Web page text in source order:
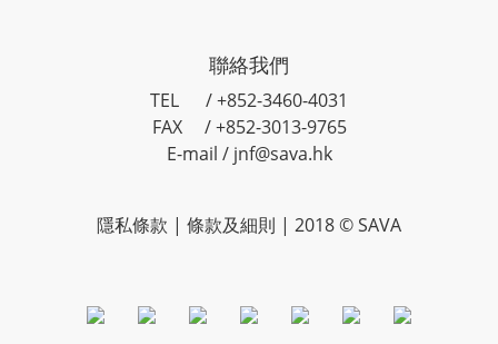
聯絡我們
TEL / +852-3460-4031
FAX / +852-3013-9765
E-mail / jnf@sava.hk
隱私條款 | 條款及細則 | 2018 © SAVA